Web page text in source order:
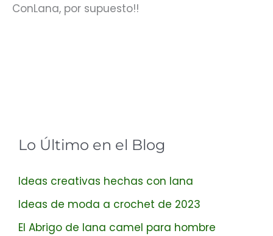
ConLana, por supuesto!!
Lo Último en el Blog
Ideas creativas hechas con lana
Ideas de moda a crochet de 2023
El Abrigo de lana camel para hombre